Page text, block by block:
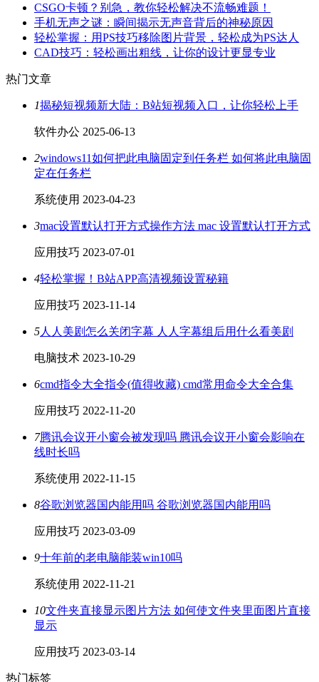
CSGO卡顿？别急，教你轻松解决不流畅难题！
手机无声之谜：瞬间揭示无声音背后的神秘原因
轻松掌握：用PS技巧移除图片背景，轻松成为PS达人
CAD技巧：轻松画出粗线，让你的设计更显专业
热门文章
1揭秘短视频新大陆：B站短视频入口，让你轻松上手
软件办公 2025-06-13
2windows11如何把此电脑固定到任务栏 如何将此电脑固
定在任务栏
系统使用 2023-04-23
3mac设置默认打开方式操作方法 mac 设置默认打开方式
应用技巧 2023-07-01
4轻松掌握！B站APP高清视频设置秘籍
应用技巧 2023-11-14
5人人美剧怎么关闭字幕 人人字幕组后用什么看美剧
电脑技术 2023-10-29
6cmd指令大全指令(值得收藏) cmd常用命令大全合集
应用技巧 2022-11-20
7腾讯会议开小窗会被发现吗 腾讯会议开小窗会影响在
线时长吗
系统使用 2022-11-15
8谷歌浏览器国内能用吗 谷歌浏览器国内能用吗
应用技巧 2023-03-09
9十年前的老电脑能装win10吗
系统使用 2022-11-21
10文件夹直接显示图片方法 如何使文件夹里面图片直接
显示
应用技巧 2023-03-14
热门标签